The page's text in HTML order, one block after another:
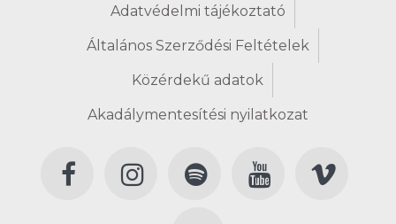
Adatvédelmi tájékoztató
Általános Szerződési Feltételek
Közérdekű adatok
Akadálymentesítési nyilatkozat